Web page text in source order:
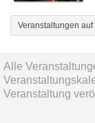
Veranstaltungen
Alle
Veranstaltung